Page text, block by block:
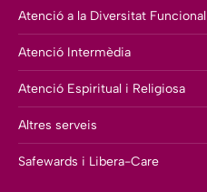
Atenció a la Diversitat Funcional
Atenció Intermèdia
Atenció Espiritual i Religiosa
Altres serveis
Safewards i Libera-Care